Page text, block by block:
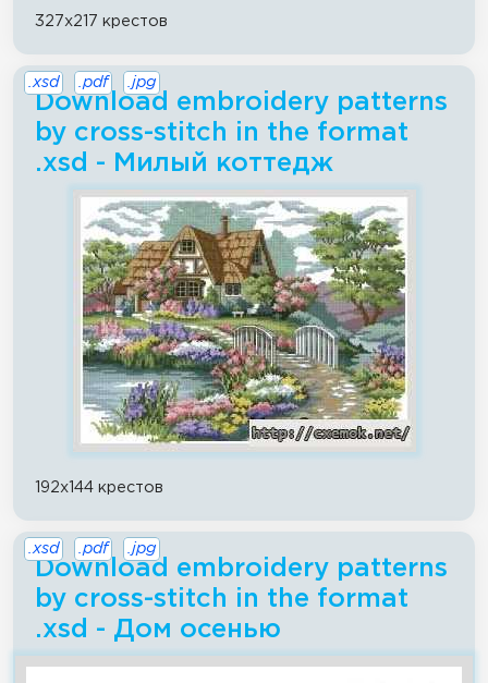
327x217 крестов
Download embroidery patterns
by cross-stitch in the format
.xsd - Милый коттедж
.xsd .pdf .jpg
192x144 крестов
Download embroidery patterns
by cross-stitch in the format
.xsd - Дом осенью
.xsd .pdf .jpg